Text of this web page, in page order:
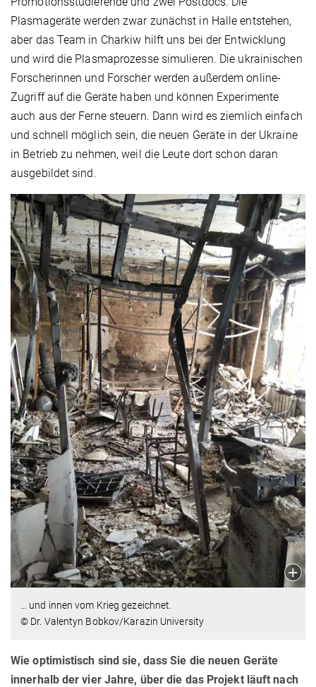
Plasmageräte werden zwar zunächst in Halle entstehen,
aber das Team in Charkiw hilft uns bei der Entwicklung
und wird die Plasmaprozesse simulieren. Die ukrainischen
Forscherinnen und Forscher werden außerdem online-
Zugriff auf die Geräte haben und können Experimente
auch aus der Ferne steuern. Dann wird es ziemlich einfach
und schnell möglich sein, die neuen Geräte in der Ukraine
in Betrieb zu nehmen, weil die Leute dort schon daran
ausgebildet sind.
… und innen vom Krieg gezeichnet.
© Dr. Valentyn Bobkov/Karazin University
Wie optimistisch sind sie, dass Sie die neuen Geräte
innerhalb der vier Jahre, über die das Projekt läuft nach